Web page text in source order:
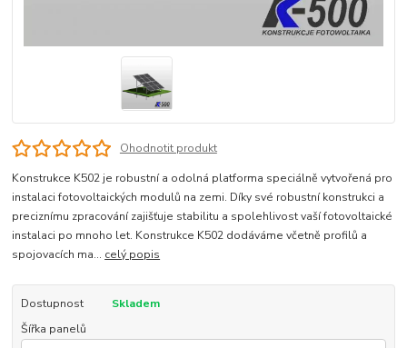
Ohodnotit produkt
Konstrukce K502 je robustní a odolná platforma speciálně vytvořená pro
instalaci fotovoltaických modulů na zemi. Díky své robustní konstrukci a
preciznímu zpracování zajišťuje stabilitu a spolehlivost vaší fotovoltaické
instalaci po mnoho let. Konstrukce K502 dodáváme včetně profilů a
spojovacích ma... celý popis
Dostupnost
Skladem
Šířka panelů